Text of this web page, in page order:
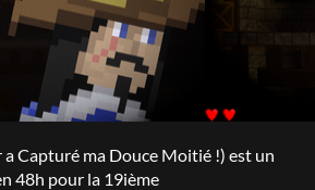
Capturé ma Douce Moitié !) est un
48h pour la 19ième